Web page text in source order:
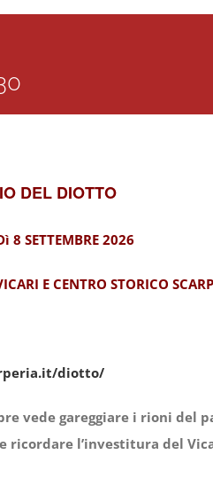
DEL DIOTTO
8 SETTEMBRE 2026
E CENTRO STORICO
diotto/
vede gareggiare i rioni del
ricordare l’investitura del